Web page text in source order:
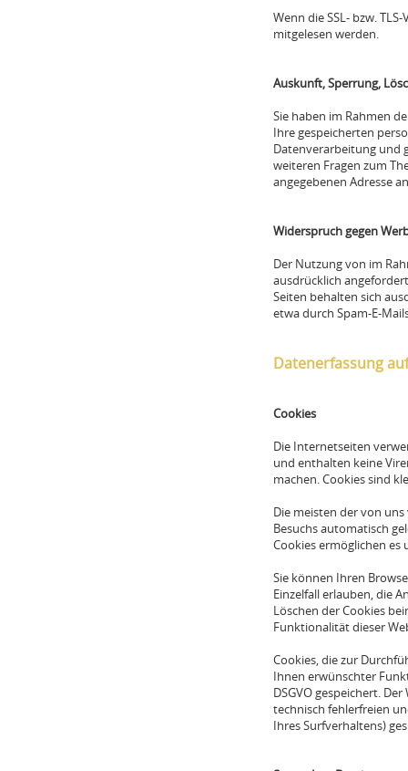
Wenn die SSL- bzw.
mitgelesen werden.
Auskunft, Sperrung,
Sie haben im Rahmen
Ihre gespeicherten
Datenverarbeitung und
weiteren Fragen zum
angegebenen Adresse
Widerspruch gegen
Der Nutzung von im
ausdrücklich
Seiten behalten sich
etwa durch Spam-E-
Datenerfassung
Cookies
Die Internetseiten
und enthalten keine
machen. Cookies sind
Die meisten der von uns
Besuchs automatisch
Cookies ermöglichen es
Sie können Ihren
Einzelfall erlauben, die
Löschen der Cookies
Funktionalität dieser
Cookies, die zur
Ihnen erwünschter
DSGVO gespeichert.
technisch fehlerfreien
Ihres Surfverhaltens)